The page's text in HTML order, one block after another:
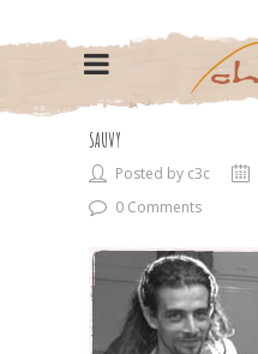
SAUVY
Posted by c3c
0 Comments